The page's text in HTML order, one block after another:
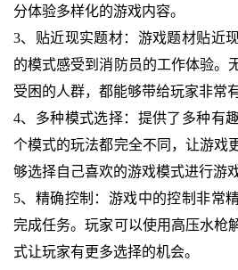
分体验多样化的游戏内容。
3、贴近现实题材：游戏题材贴近
的模式感受到消防员的工作体验。
受困的人群，都能够带给玩家非常
4、多种模式选择：提供了多种有
个模式的玩法都完全不同，让游戏
够选择自己喜欢的游戏模式进行游戏
5、精确控制：游戏中的控制非常
完成任务。玩家可以使用高压水枪
式让玩家有更多选择的机会。